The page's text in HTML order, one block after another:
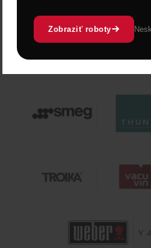
Zobraziť roboty